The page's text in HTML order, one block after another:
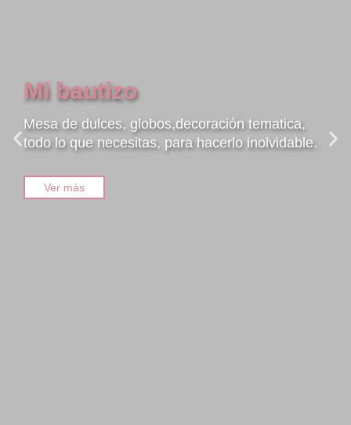
Mi bautizo
Mesa de dulces, globos,decoración tematica,
todo lo que necesitas, para hacerlo inolvidable.
Ver más